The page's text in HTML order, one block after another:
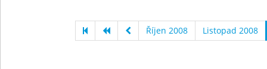
Říjen 2008 Listopad 2008